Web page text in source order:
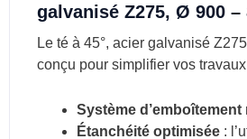
galvanisé Z275, Ø 900 –
Le té à 45°, acier galvanisé
conçu pour simplifier vos travaux
Système d’emboîtement
Étanchéité optimisée: